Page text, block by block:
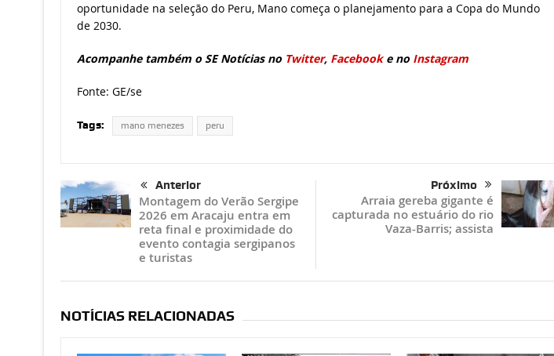
oportunidade na seleção do Peru, Mano começa o planejamento para a Copa do Mundo
de 2030.
Acompanhe também o SE Notícias no Twitter, Facebooke no Instagram
Fonte: GE/se
Tags: mano menezes peru
Anterior
Montagem do Verão Sergipe
2026 em Aracaju entra em
reta final e proximidade do
evento contagia sergipanos
e turistas
Próximo
Arraia gereba gigante é
capturada no estuário do rio
Vaza-Barris; assista
NOTÍCIAS RELACIONADAS